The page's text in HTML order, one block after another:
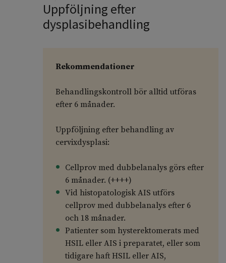
Uppföljning efter
dysplasibehandling
Rekommendationer
Behandlingskontroll bör alltid utföras
efter 6 månader.
Uppföljning efter behandling av
cervixdysplasi:
Cellprov med dubbelanalys görs efter
6 månader. (++++)
Vid histopatologisk AIS utförs
cellprov med dubbelanalys efter 6
och 18 månader.
Patienter som hysterektomerats med
HSIL eller AIS i preparatet, eller som
tidigare haft HSIL eller AIS,